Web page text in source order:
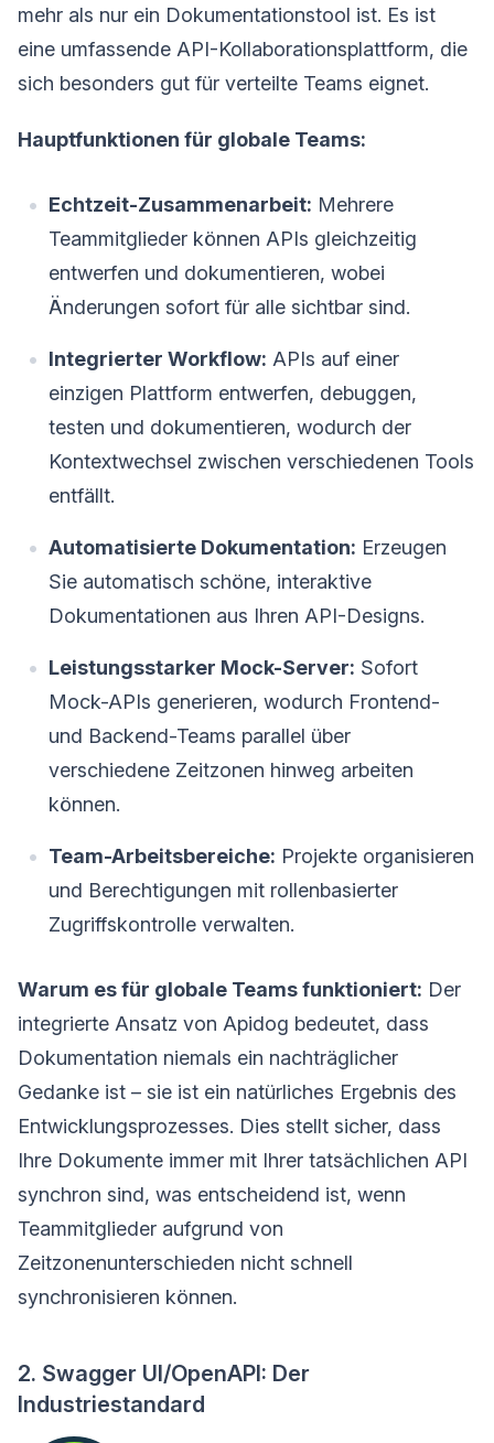
mehr als nur ein Dokumentationstool ist. Es ist
eine umfassende API-Kollaborationsplattform, die
sich besonders gut für verteilte Teams eignet.
Hauptfunktionen für globale Teams:
Echtzeit-Zusammenarbeit: Mehrere
Teammitglieder können APIs gleichzeitig
entwerfen und dokumentieren, wobei
Änderungen sofort für alle sichtbar sind.
Integrierter Workflow: APIs auf einer
einzigen Plattform entwerfen, debuggen,
testen und dokumentieren, wodurch der
Kontextwechsel zwischen verschiedenen Tools
entfällt.
Automatisierte Dokumentation: Erzeugen
Sie automatisch schöne, interaktive
Dokumentationen aus Ihren API-Designs.
Leistungsstarker Mock-Server: Sofort
Mock-APIs generieren, wodurch Frontend-
und Backend-Teams parallel über
verschiedene Zeitzonen hinweg arbeiten
können.
Team-Arbeitsbereiche: Projekte organisieren
und Berechtigungen mit rollenbasierter
Zugriffskontrolle verwalten.
Warum es für globale Teams funktioniert: Der
integrierte Ansatz von Apidog bedeutet, dass
Dokumentation niemals ein nachträglicher
Gedanke ist – sie ist ein natürliches Ergebnis des
Entwicklungsprozesses. Dies stellt sicher, dass
Ihre Dokumente immer mit Ihrer tatsächlichen API
synchron sind, was entscheidend ist, wenn
Teammitglieder aufgrund von
Zeitzonenunterschieden nicht schnell
synchronisieren können.
2. Swagger UI/OpenAPI: Der
Industriestandard